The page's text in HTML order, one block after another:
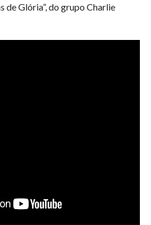
de Glória”, do grupo Charlie